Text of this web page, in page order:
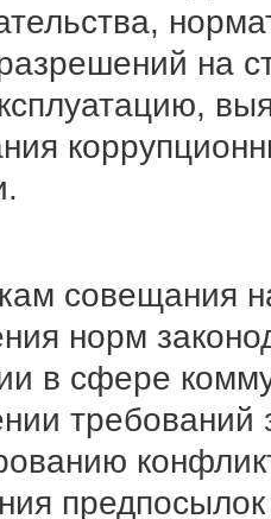
на
совещания
норм
в сфере
требований